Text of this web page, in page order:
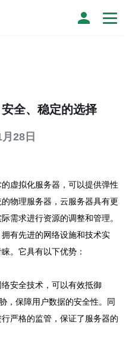
全、稳定的选择
28日
虚拟化服务器，可以提供弹性
物理服务器，云服务器具有更
需求进行资源的调整和管理。
有先进的网络设施和技术实
。它具有以下优势：
安全技术，可以有效抵御
，保障用户数据的安全性。同
严格的监管，保证了服务器的